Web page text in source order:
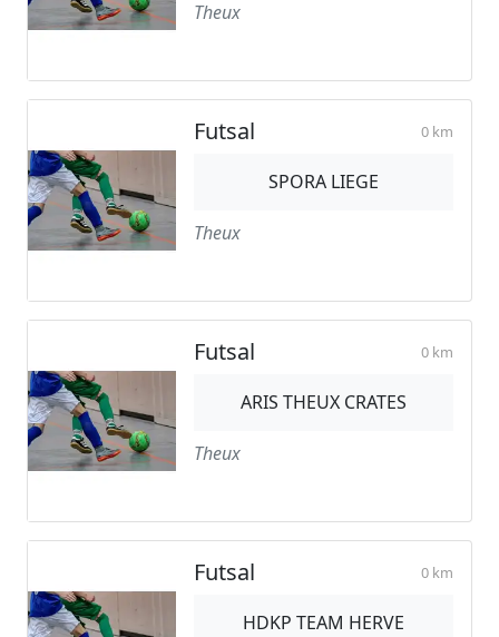
Theux
Futsal 0 km
SPORA LIEGE
Theux
Futsal 0 km
ARIS THEUX CRATES
Theux
Futsal 0 km
HDKP TEAM HERVE